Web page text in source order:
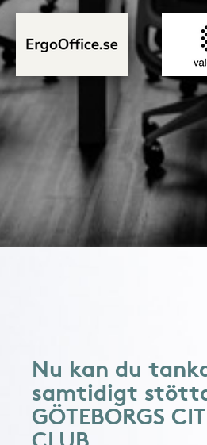
Nu kan du
samtidigt
GÖTEBORGS
CLUB